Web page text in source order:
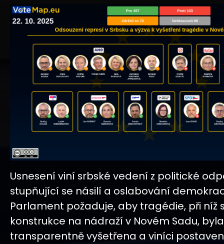
Usnesení viní srbské vedení z politické
stupňující se násilí a oslabování
Parlament požaduje, aby tragédie, při níž
konstrukce na nádraží v Novém Sadu, byla
transparentně vyšetřena a viníci